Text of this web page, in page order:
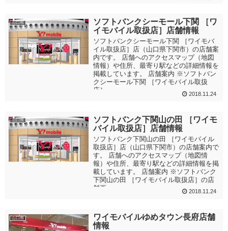
山口県
ソフトバンクシーモール下関 ［ワ
イモバイル取扱店］店舗情報
ソフトバンクシーモール下関 ［ワイモバ
イル取扱店］店（山口県下関市）の店舗案
内です。 店舗へのアクセスマップ（地図
情報）や住所、最寄り駅などの詳細情報を
掲載しています。 店舗案内 ※ソフトバン
クシーモール下関 ［ワイモバイル取扱
店］...
2018.11.24
山口県
ソフトバンク下関山の田 ［ワイモ
バイル取扱店］店舗情報
ソフトバンク下関山の田 ［ワイモバイル
取扱店］店（山口県下関市）の店舗案内で
す。 店舗へのアクセスマップ（地図情
報）や住所、最寄り駅などの詳細情報を掲
載しています。 店舗案内 ※ソフトバンク
下関山の田 ［ワイモバイル取扱店］の店
舗画...
2018.11.24
山口県
ワイモバイルゆめタウン長府店舗
情報